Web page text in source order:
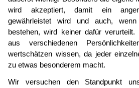
wird akzeptiert, damit ein
gewährleistet wird und auch, wenn
bestehen, wird keiner dafür
aus verschiedenen
wertschätzen wissen, da jeder
zu etwas besonderem macht.
Wir versuchen den Standpunkt